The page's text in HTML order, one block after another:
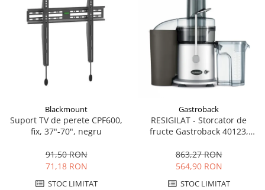
Preparare ceai si cafea
Aparate de spumat lapte
Espressoare
Preparare desert
Aparate de facut inghetata
Preparare paine
Masini de facut paine
Prajitoare de paine
Storcatoare
Storcatoare
Blackmount
Suport TV de perete CPF600,
fix, 37"-70", negru
91,50 RON
71,18 RON
STOC LIMITAT
Gastroback
RESIGILAT - Storcator de
fructe Gastroback 40123,
Recipient suc 1 l,
Negru/Argintiu
863,27 RON
564,90 RON
STOC LIMITAT